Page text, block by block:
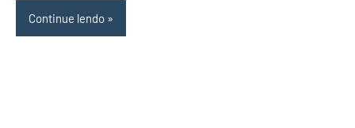
Continue lendo